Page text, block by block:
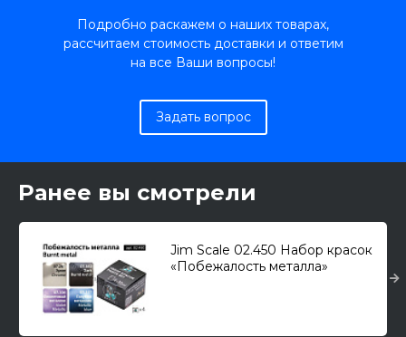
Подробно раскажем о наших товарах,
рассчитаем стоимость доставки и ответим
на все Ваши вопросы!
Задать вопрос
Ранее вы смотрели
Jim Scale 02.450 Набор красок
«Побежалость металла»